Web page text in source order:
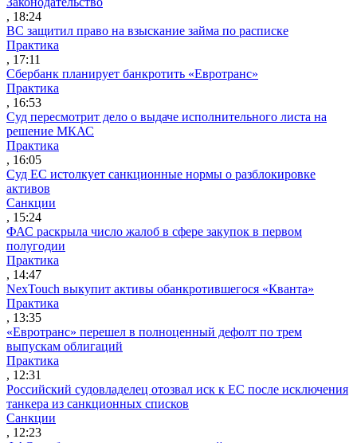
, 18:24
ВС защитил право на взыскание займа по расписке
Практика
, 17:11
Сбербанк планирует банкротить «Евротранс»
Практика
, 16:53
Суд пересмотрит дело о выдаче исполнительного листа на
решение МКАС
Практика
, 16:05
Суд ЕС истолкует санкционные нормы о разблокировке
активов
Санкции
, 15:24
ФАС раскрыла число жалоб в сфере закупок в первом
полугодии
Практика
, 14:47
NexTouch выкупит активы обанкротившегося «Кванта»
Практика
, 13:35
«Евротранс» перешел в полноценный дефолт по трем
выпускам облигаций
Практика
, 12:31
Российский судовладелец отозвал иск к ЕС после исключения
танкера из санкционных списков
Санкции
, 12:23